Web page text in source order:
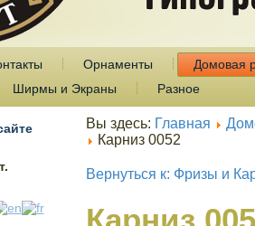
Орнаменты
Домовая
Ширмы и Экраны Разное
Вы здесь: Главная
Карниз 0052
Вернуться к: Фризы и